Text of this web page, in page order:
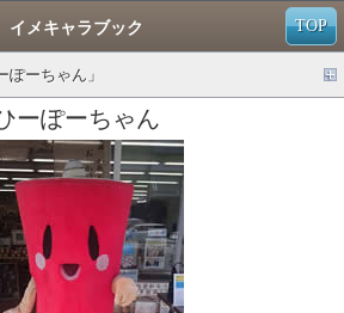
TOP
イメキャラブック
ーちゃん」
ーぽーちゃん